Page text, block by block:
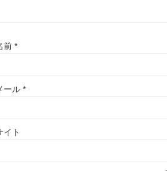
前 *
ール *
イト